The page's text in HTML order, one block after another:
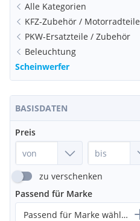
Alle Kategorien
KFZ-Zubehör / Motorradteile
PKW-Ersatzteile / Zubehör
Beleuchtung
Scheinwerfer
BASISDATEN
Preis
zu verschenken
Passend für Marke
Passend für Marke wählen...